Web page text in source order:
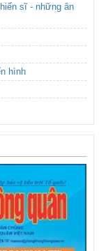
sĩ - những ân
hình